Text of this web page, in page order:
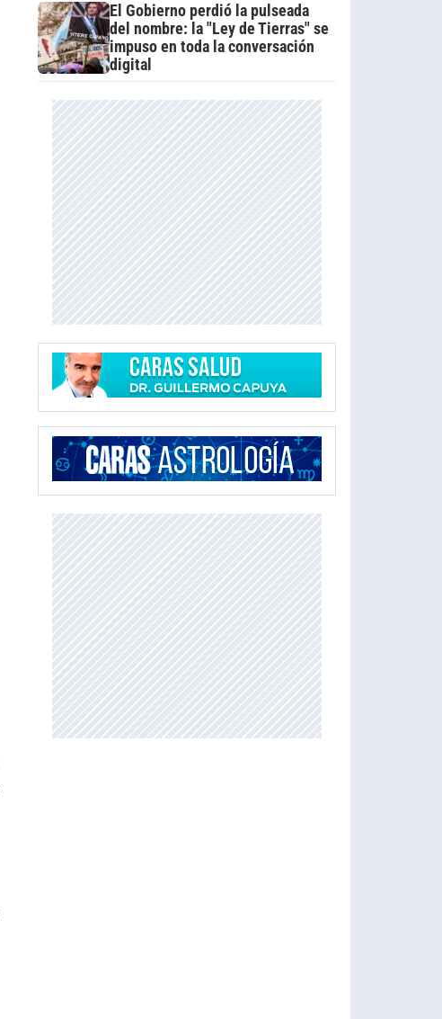
El Gobierno perdió la pulseada
del nombre: la "Ley de Tierras" se
impuso en toda la conversación
digital